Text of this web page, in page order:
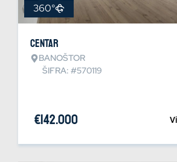
360°
Centar
BANOŠTOR
ŠIFRA: #570119
€142.000